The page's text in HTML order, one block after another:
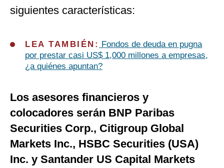
siguientes características:
LEA TAMBIÉN:
Fondos de deuda en pugna
por prestar casi US$ 1,000 millones a empresas,
¿a quiénes apuntan?
Los asesores financieros y
colocadores serán BNP Paribas
Securities Corp., Citigroup Global
Markets Inc., HSBC Securities (USA)
Inc. y Santander US Capital Markets